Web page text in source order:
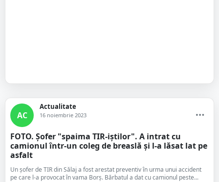
AC
Actualitate
16 noiembrie 2023
FOTO. Șofer "spaima TIR-iștilor". A intrat cu
camionul într-un coleg de breaslă și l-a lăsat lat pe
asfalt
Un șofer de TIR din Sălaj a fost arestat preventiv în urma unui accident
pe care l-a provocat în vama Borș. Bărbatul a dat cu camionul peste...